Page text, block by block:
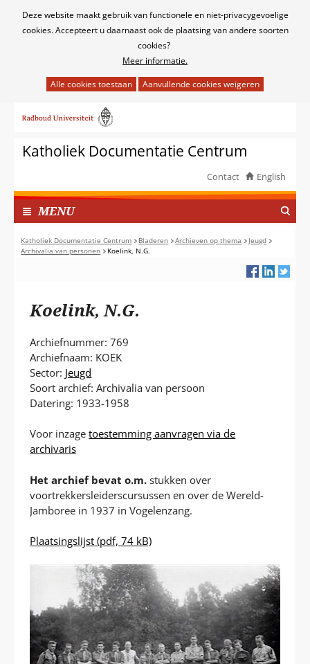
Cookies
Deze website maakt gebruik van functionele en niet-privacygevoelige
cookies. Accepteert u daarnaast ook de plaatsing van andere soorten
cookies?
Meer informatie.
het
van
cookies
deze
website
worden
toegestaan
of
naar
inhoudKatholiek Documentatie Centrum
Contact English
MENUI
N
G
E
P
Katholiek Documentatie Centrum Bladeren Archieven op thema
Jeugd
Archivalia van personen
Koelink, N.G.
Koelink, N.G.
Archiefnummer: 769
Archiefnaam: KOEK
Sector: Jeugd
Soort archief: Archivalia van persoon
Datering: 1933-1958
Voor inzagetoestemming aanvragen via de
archivaris
Het archief bevat o.m.stukken over
voortrekkersleiderscursussen en over de Wereld-
Jamboree in 1937 in Vogelenzang.
Plaatsingslijst (pdf, 74 kB)